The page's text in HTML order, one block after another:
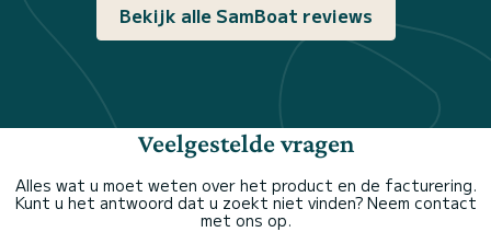
Bekijk alle SamBoat reviews
Veelgestelde vragen
Alles wat u moet weten over het product en de facturering.
Kunt u het antwoord dat u zoekt niet vinden? Neem contact
met ons op.